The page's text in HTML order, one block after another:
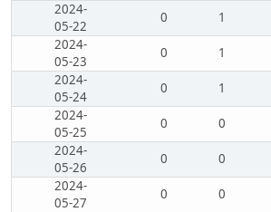
2024-
05-22
0 1
2024-
05-23
0 1
2024-
05-24
0 1
2024-
05-25
0 0
2024-
05-26
0 0
2024-
05-27
0 0